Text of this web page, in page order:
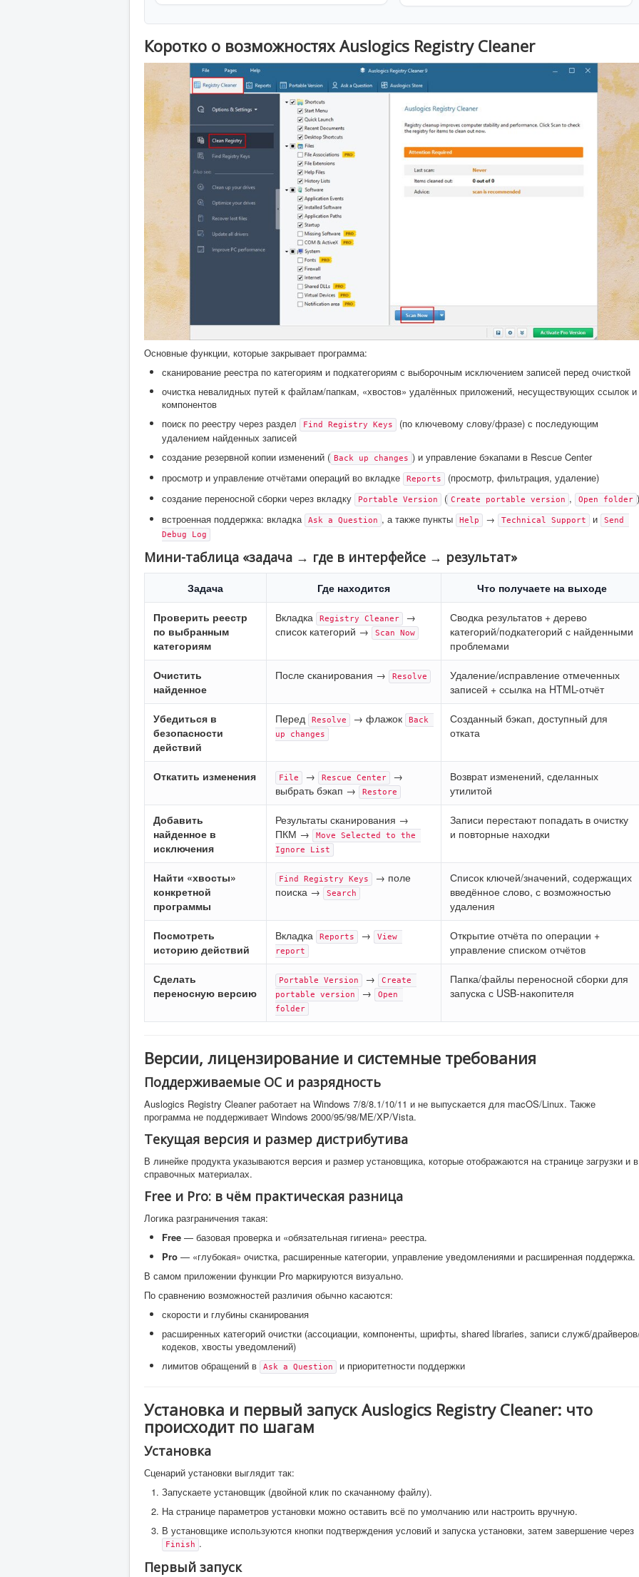
Коротко о возможностях Auslogics Registry Cleaner
Основные функции, которые закрывает программа:
сканирование реестра по категориям и подкатегориям с выборочным исключением записей перед очисткой
очистка невалидных путей к файлам/папкам, «хвостов» удалённых приложений, несуществующих ссылок и
компонентов
поиск по реестру через раздел
Find Registry Keys
(по ключевому слову/фразе) с последующим
удалением найденных записей
создание резервной копии изменений ( Back up changes ) и управление бэкапами в Rescue Center
просмотр и управление отчётами операций во вкладке
Reports
(просмотр, фильтрация, удаление)
создание переносной сборки через вкладку
Portable Version ( Create portable version , Open folder )
встроенная поддержка: вкладка
Ask a Question , а также пункты Help → Technical Support и
Send
Debug Log
Мини-таблица «задача → где в интерфейсе → результат»
Задача Где находится Что получаете на выходе
Проверить реестр
по выбранным
категориям
Вкладка Registry Cleaner
→
список категорий →
Scan Now
Сводка результатов + дерево
категорий/подкатегорий с найденными
проблемами
Очистить
найденное
После сканирования → Resolve
Удаление/исправление отмеченных
записей + ссылка на HTML-отчёт
Убедиться в
безопасности
действий
Перед Resolve → флажок
Back
up changes
Созданный бэкап, доступный для
отката
Откатить изменения File → Rescue Center
→
выбрать бэкап →
Restore
Возврат изменений, сделанных
утилитой
Добавить
найденное в
исключения
Результаты сканирования →
ПКМ →
Move Selected to the
Ignore List
Записи перестают попадать в очистку
и повторные находки
Найти «хвосты»
конкретной
программы
Find Registry Keys
→ поле
поиска →
Search
Список ключей/значений, содержащих
введённое слово, с возможностью
удаления
Посмотреть
историю действий
Вкладка Reports →
View
report
Открытие отчёта по операции +
управление списком отчётов
Сделать
переносную версию
Portable Version →
Create
portable version
→
Open
folder
Папка/файлы переносной сборки для
запуска с USB-накопителя
Версии, лицензирование и системные требования
Поддерживаемые ОС и разрядность
Auslogics Registry Cleaner работает на Windows 7/8/8.1/10/11 и не выпускается для macOS/Linux. Также
программа не поддерживает Windows 2000/95/98/ME/XP/Vista.
Текущая версия и размер дистрибутива
В линейке продукта указываются версия и размер установщика, которые отображаются на странице загрузки и в
справочных материалах.
Free и Pro: в чём практическая разница
Логика разграничения такая:
Free — базовая проверка и «обязательная гигиена» реестра.
Pro — «глубокая» очистка, расширенные категории, управление уведомлениями и расширенная поддержка.
В самом приложении функции Pro маркируются визуально.
По сравнению возможностей различия обычно касаются:
скорости и глубины сканирования
расширенных категорий очистки (ассоциации, компоненты, шрифты, shared libraries, записи служб/
кодеков, хвосты уведомлений)
лимитов обращений в
Ask a Question и приоритетности поддержки
Установка и первый запуск Auslogics Registry Cleaner: что
происходит по шагам
Установка
Сценарий установки выглядит так:
Запускаете установщик (двойной клик по скачанному файлу).
На странице параметров установки можно оставить всё по умолчанию или настроить вручную.
В установщике используются кнопки подтверждения условий и запуска установки, затем завершение через
Finish .
Первый запуск